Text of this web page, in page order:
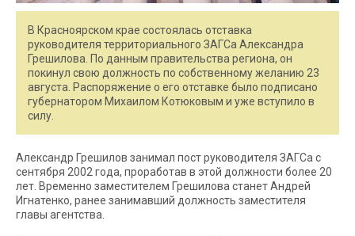
В Красноярском крае состоялась отставка
руководителя территориального ЗАГСа Александра
Грешилова. По данным правительства региона, он
покинул свою должность по собственному желанию 23
августа. Распоряжение о его отставке было подписано
губернатором Михаилом Котюковым и уже вступило в
силу.
Александр Грешилов занимал пост руководителя ЗАГСа с
сентября 2002 года, проработав в этой должности более 20
лет. Временно заместителем Грешилова станет Андрей
Игнатенко, ранее занимавший должность заместителя
главы агентства.